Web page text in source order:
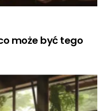
może być tego